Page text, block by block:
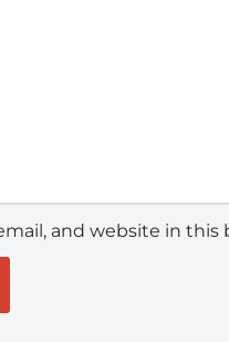
and website in